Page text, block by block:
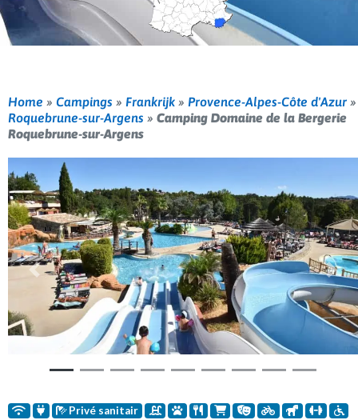
Home » Campings » Frankrijk » Provence-Alpes-Côte d'Azur »
Roquebrune-sur-Argens » Camping Domaine de la Bergerie
Roquebrune-sur-Argens
Vorige
Privé sanitair